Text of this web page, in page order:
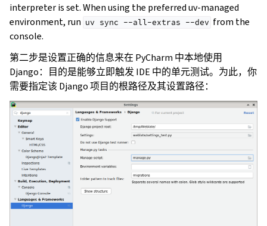
interpreter is set. When using the preferred uv-managed
environment, run uv sync --all-extras --dev from the
console.
第二步是设置正确的信息来在 PyCharm 中本地使用
Django：目的是能够立即触发 IDE 中的单元测试。为此，你
需要指定该 Django 项目的根路径及其设置路径：